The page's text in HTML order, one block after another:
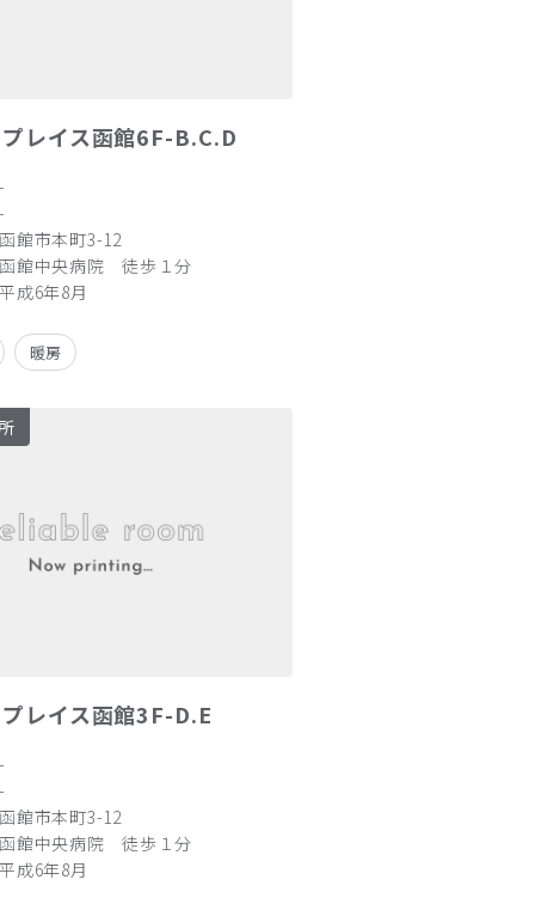
レイス函館6F-B.C.D
-
-
函館市本町3-12
函館中央病院 徒歩１分
平成6年8月
暖房
レイス函館3F-D.E
-
-
函館市本町3-12
函館中央病院 徒歩１分
平成6年8月